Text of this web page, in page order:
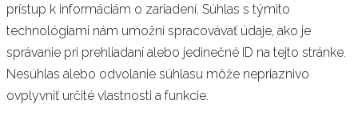
prístup k informáciám o zariadení. Súhlas s týmito
technológiami nám umožní spracovávať údaje, ako je
správanie pri prehliadaní alebo jedinečné ID na tejto stránke.
Nesúhlas alebo odvolanie súhlasu môže nepriaznivo
ovplyvniť určité vlastnosti a funkcie.